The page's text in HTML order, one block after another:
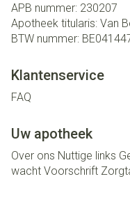
APB nummer: 230207
Apotheek titularis: Van
BTW nummer:
Klantenservice
FAQ
Uw apotheek
Over ons Nuttige links
wacht Voorschrift